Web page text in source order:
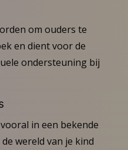
om ouders te
en dient voor de
ondersteuning bij
in een bekende
wereld van je kind